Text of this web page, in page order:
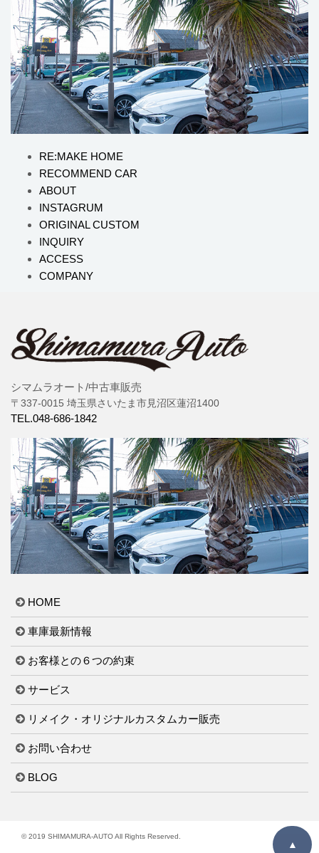
RE:MAKE HOME
RECOMMEND CAR
ABOUT
INSTAGRUM
ORIGINAL CUSTOM
INQUIRY
ACCESS
COMPANY
シマムラオート/中古車販売
〒337-0015 埼玉県さいたま市見沼区蓮沼1400
TEL.048-686-1842
HOME
車庫最新情報
お客様との６つの約束
サービス
リメイク・オリジナルカスタムカー販売
お問い合わせ
BLOG
© 2019 SHIMAMURA-AUTO All Rights Reserved.
▲